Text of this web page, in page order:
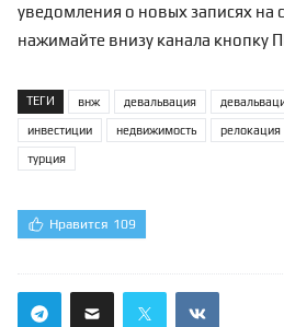
уведомления о новых записях на
нажимайте внизу канала
ТЕГИ внж девальвация
инвестиции недвижимость релокация
турция
Нравится 109